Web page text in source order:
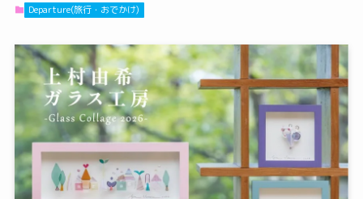
Departure(旅行・おでかけ)